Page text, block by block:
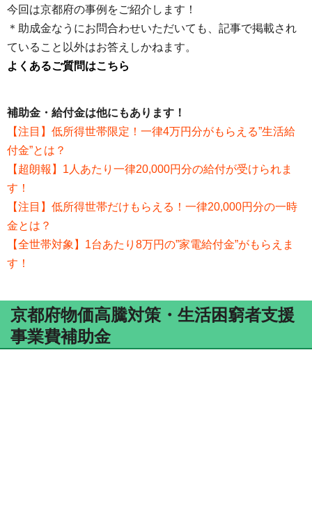
今回は京都府の事例をご紹介します！
＊助成金なうにお問合わせいただいても、記事で掲載され
ていること以外はお答えしかねます。
よくあるご質問はこちら
補助金・給付金は他にもあります！
【注目】低所得世帯限定！一律4万円分がもらえる”生活給
付金”とは？
【超朗報】1人あたり一律20,000円分の給付が受けられま
す！
【注目】低所得世帯だけもらえる！一律20,000円分の一時
金とは？
【全世帯対象】1台あたり8万円の”家電給付金”がもらえま
す！
京都府物価高騰対策・生活困窮者支援
事業費補助金